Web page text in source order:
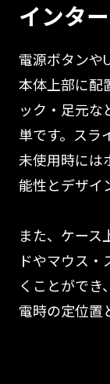
インタ
電源ボタンや
本体上部に配
ック・足元な
単です。スラ
未使用時には
能性とデザイ
また、ケース
ドやマウス・
くことができ
電時の定位置